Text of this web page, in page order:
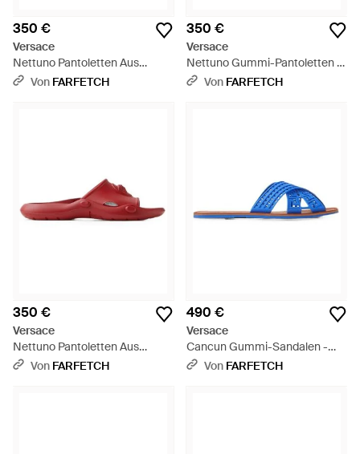
350 €
Versace
Nettuno Pantoletten Aus
Gummi - Blau
Von FARFETCH
350 €
Versace
Nettuno Gummi-Pantoletten -
WeißVon FARFETCH
350 €
Versace
Nettuno Pantoletten Aus
Gummi - Rot
Von FARFETCH
490 €
Versace
Cancun Gummi-Sandalen -
BlauVon FARFETCH